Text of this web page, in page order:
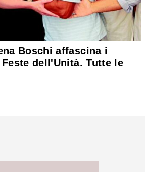
Boschi affascina i
dell'Unità. Tutte le